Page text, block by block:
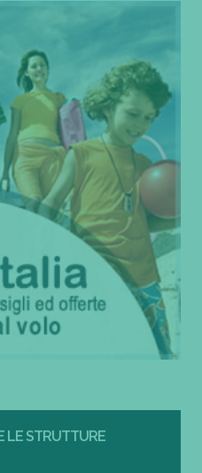
LE STRUTTURE